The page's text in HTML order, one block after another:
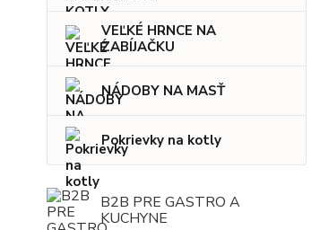
VEĽKÉ HRNCE NA
ZABÍJAČKU
NÁDOBY NA MASŤ
Pokrievky na kotly
B2B PRE GASTRO A
KUCHYNE